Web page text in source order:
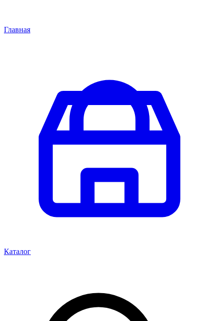
Главная
Каталог